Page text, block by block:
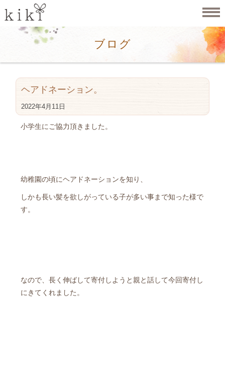
ブログ
ヘアドネーション。
2022年4月11日
小学生にご協力頂きました。
幼稚園の頃にヘアドネーションを知り、
しかも長い髪を欲しがっている子が多い事まで知った様で
す。
なので、長く伸ばして寄付しようと親と話して今回寄付し
にきてくれました。